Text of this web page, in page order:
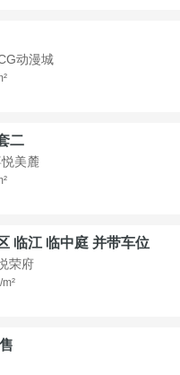
动漫城
二
美麓
临江 临中庭 并带车位
荣府